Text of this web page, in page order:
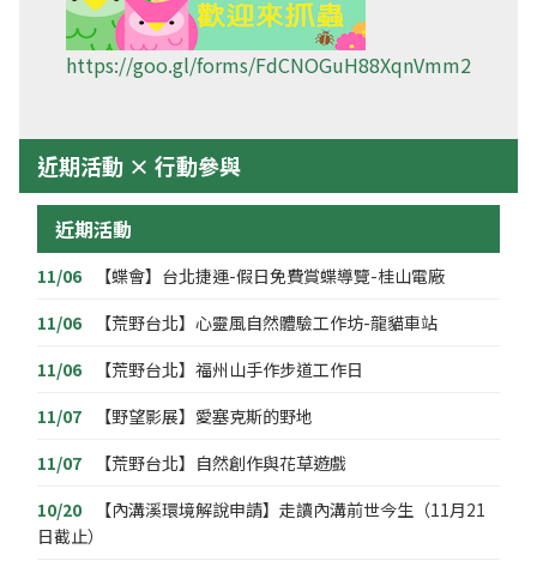
https://goo.gl/forms/FdCNOGuH88XqnVmm2
近期活動 × 行動參與
近期活動
11/06
【蝶會】台北捷運-假日免費賞蝶導覽-桂山電廠
11/06
【荒野台北】心靈風自然體驗工作坊-龍貓車站
11/06
【荒野台北】福州山手作步道工作日
11/07
【野望影展】愛塞克斯的野地
11/07
【荒野台北】自然創作與花草遊戲
10/20
【內溝溪環境解說申請】走讀內溝前世今生（11月21
日截止）